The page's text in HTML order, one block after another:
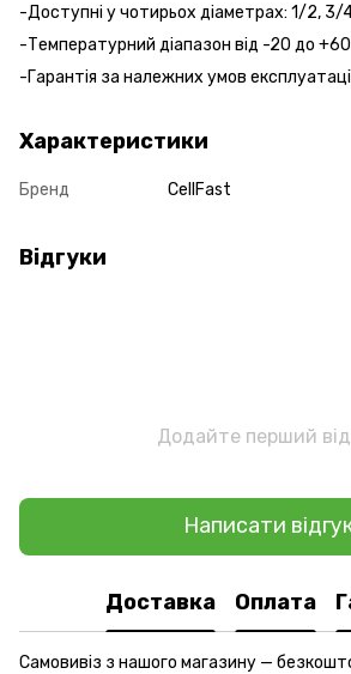
-Доступні у чотирьох діаметрах: 1/2, 3/
-Температурний діапазон від -20 до
-Гарантія за належних умов
Характеристики
Бренд CellFast
Відгуки
Додайте перший
Написати
Доставка Оплата
Самовивіз з нашого магазину —